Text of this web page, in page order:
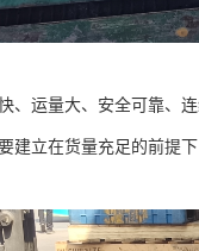
、运量大、安全可靠、
建立在货量充足的前提